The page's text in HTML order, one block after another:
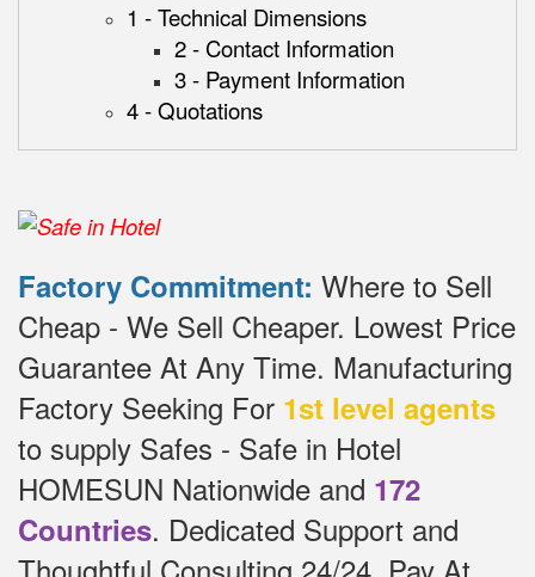
1 - Technical Dimensions
2 - Contact Information
3 - Payment Information
4 - Quotations
Factory Commitment: Where to Sell
Cheap - We Sell Cheaper. Lowest Price
Guarantee At Any Time. Manufacturing
Factory Seeking For 1st level agents
to supply Safes - Safe in Hotel
HOMESUN Nationwide and 172
Countries. Dedicated Support and